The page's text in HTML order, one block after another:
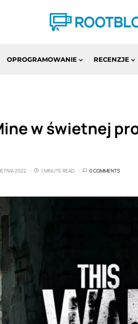
OPROGRAMOWANIE RECENZJE
w świetnej
2022 1 MINUTE READ 0 COMMENTS